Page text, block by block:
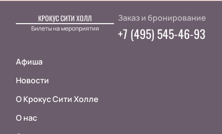
КРОКУС СИТИ ХОЛЛ
Билеты на мероприятия
Афиша
Новости
О Крокус Сити Холле
О нас
Заказ и бронирование
+7 (495) 545-46-93